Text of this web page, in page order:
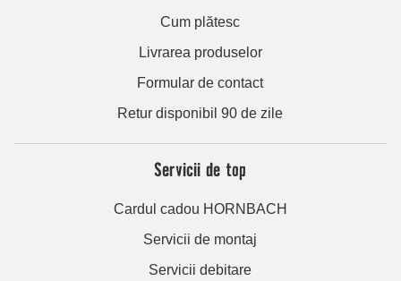
Cum plătesc
Livrarea produselor
Formular de contact
Retur disponibil 90 de zile
Servicii de top
Cardul cadou HORNBACH
Servicii de montaj
Servicii debitare